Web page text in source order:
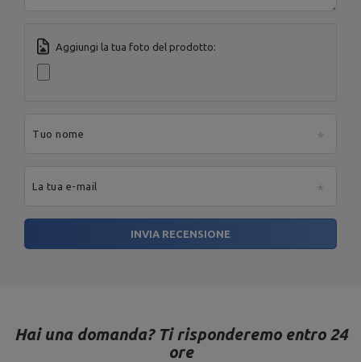
Produttore
Spółka Komandytowa
Aggiungi la tua foto del prodotto:
Tuo nome
La tua e-mail
INVIA RECENSIONE
Hai una domanda? Ti risponderemo entro 24
ore